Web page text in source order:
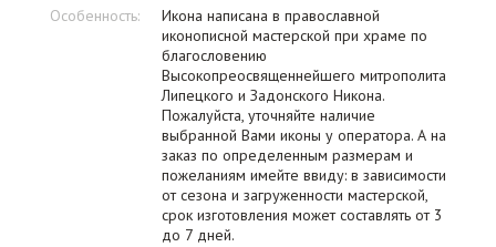
Особенность:
Икона написана в православной
иконописной мастерской при храме по
благословению
Высокопреосвященнейшего митрополита
Липецкого и Задонского Никона.
Пожалуйста, уточняйте наличие
выбранной Вами иконы у оператора. А на
заказ по определенным размерам и
пожеланиям имейте ввиду: в зависимости
от сезона и загруженности мастерской,
срок изготовления может составлять от 3
до 7 дней.